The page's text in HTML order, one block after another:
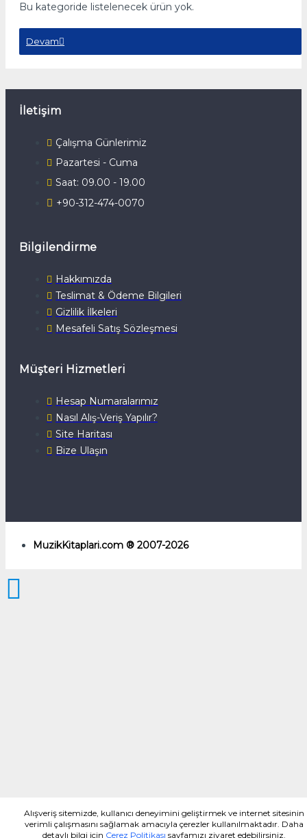
Bu kategoride listelenecek ürün yok.
Devam
İletişim
Çalışma Günlerimiz
Pazartesi - Cuma
Saat: 09.00 - 19.00
+90-312-474-0070
Bilgilendirme
Hakkımızda
Teslimat & Ödeme Bilgileri
Gizlilik İlkeleri
Mesafeli Satış Sözleşmesi
Müşteri Hizmetleri
Hesap Numaralarımız
Nasıl Alış-Veriş Yapılır?
Site Haritası
Bize Ulaşın
MuzikKitaplari.com ® 2007-2026
Alışveriş sitemizde, kullanıcı deneyimini geliştirmek ve internet sitesinin
verimli çalışmasını sağlamak amacıyla çerezler kullanılmaktadır. Daha
detaylı bilgi için Çerez Politikası sayfamızı ziyaret edebilirsiniz.